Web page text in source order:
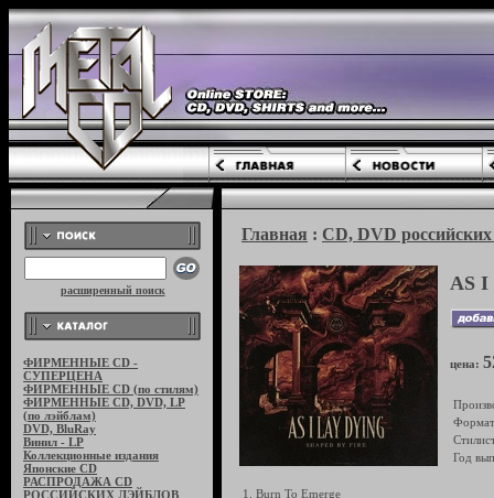
расширенный поиск
ФИРМЕННЫЕ CD -
СУПЕРЦЕНА
ФИРМЕННЫЕ CD (по стилям)
ФИРМЕННЫЕ CD, DVD, LP
(по лэйблам)
DVD, BluRay
Винил - LP
Коллекционные издания
Японские CD
РАСПРОДАЖА CD
РОССИЙСКИХ ЛЭЙБЛОВ
Главная : CD, DVD
AS I
цена:
Год
1. Burn To Emerge